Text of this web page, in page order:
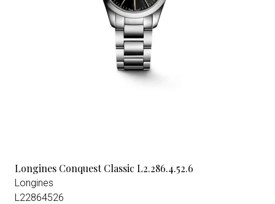
Longines Conquest Classic L2.286.4.52.6
Longines
L22864526